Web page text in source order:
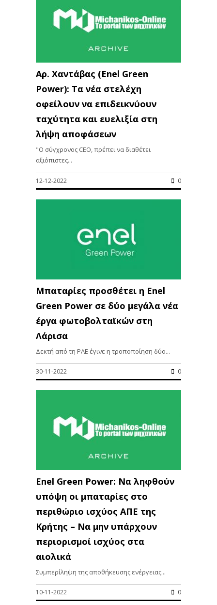
Αρ. Χαντάβας (Enel Green
Power): Tα νέα στελέχη
οφείλουν να επιδεικνύουν
ταχύτητα και ευελιξία στη
λήψη αποφάσεων
"Ο σύγχρονος CEO, πρέπει να διαθέτει
αξιόπιστες...
12-12-2022 0
Μπαταρίες προσθέτει η Enel
Green Power σε δύο μεγάλα νέα
έργα φωτοβολταϊκών στη
Λάρισα
Δεκτή από τη ΡΑΕ έγινε η τροποποίηση δύο...
30-11-2022 0
Enel Green Power: Να ληφθούν
υπόψη οι μπαταρίες στο
περιθώριο ισχύος ΑΠΕ της
Κρήτης – Να μην υπάρχουν
περιορισμοί ισχύος στα
αιολικά
Συμπερίληψη της αποθήκευσης ενέργειας...
10-11-2022 0